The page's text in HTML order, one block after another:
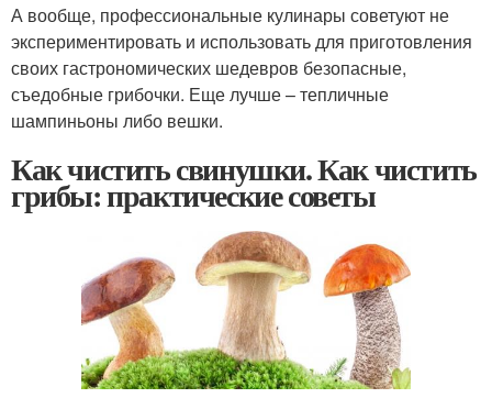
А вообще, профессиональные кулинары советуют не
экспериментировать и использовать для приготовления
своих гастрономических шедевров безопасные,
съедобные грибочки. Еще лучше – тепличные
шампиньоны либо вешки.
Как чистить свинушки. Как чистить
грибы: практические советы